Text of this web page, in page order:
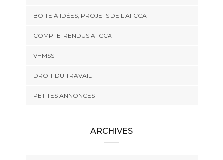
BOITE À IDÉES, PROJETS DE L'AFCCA
COMPTE-RENDUS AFCCA
VHMSS
DROIT DU TRAVAIL
PETITES ANNONCES
ARCHIVES